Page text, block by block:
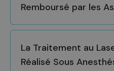
Remboursé par les
La Traitement au
Réalisé Sous